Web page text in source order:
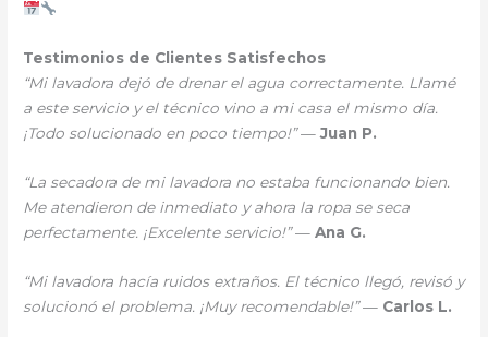
Testimonios de Clientes Satisfechos
“Mi lavadora dejó de drenar el agua correctamente. Llamé
a este servicio y el técnico vino a mi casa el mismo día.
¡Todo solucionado en poco tiempo!”—Juan P.
“La secadora de mi lavadora no estaba funcionando bien.
Me atendieron de inmediato y ahora la ropa se seca
perfectamente. ¡Excelente servicio!”—Ana G.
“Mi lavadora hacía ruidos extraños. El técnico llegó, revisó y
solucionó el problema. ¡Muy recomendable!”— Carlos L.